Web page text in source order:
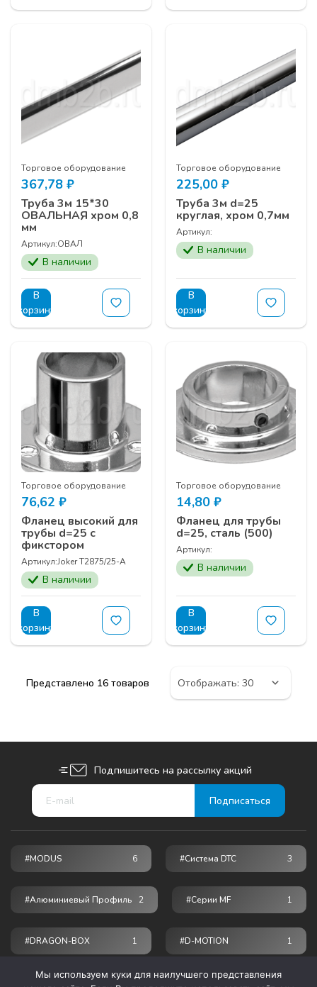
Торговое оборудование
367,78 ₽
Труба 3м 15*30
ОВАЛЬНАЯ хром 0,8
мм
Артикул:ОВАЛ
В наличии
В
корзину
Торговое оборудование
225,00 ₽
Труба 3м d=25
круглая, хром 0,7мм
Артикул:
В наличии
В
корзину
Торговое оборудование
76,62 ₽
Фланец высокий для
трубы d=25 с
фикстором
Артикул:Joker T2875/25-A
В наличии
В
корзину
Торговое оборудование
14,80 ₽
Фланец для трубы
d=25, сталь (500)
Артикул:
В наличии
В
корзину
Представлено 16 товаров
Подпишитесь на рассылку акций
#MODUS 6 #Система DTC 3
#Алюминиевый Профиль 2 #серии MF 1
#DRAGON-BOX 1 #D-MOTION 1
Мы используем куки для наилучшего представления